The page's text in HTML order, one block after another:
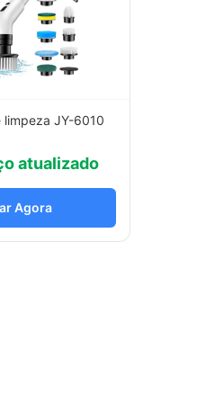
limpeza JY-6010
atualizado
Agora